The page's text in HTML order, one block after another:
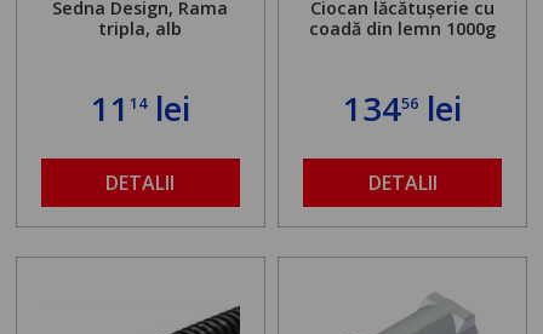
Sedna Design, Rama
tripla, alb
11 14lei
DETALII
Ciocan lăcătușerie cu
coadă din lemn 1000g
13456 lei
DETALII